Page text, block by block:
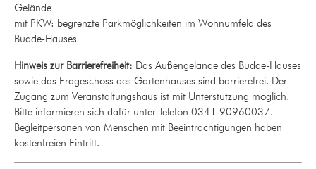
Gelände
mit PKW: begrenzte Parkmöglichkeiten im Wohnumfeld des
Budde-Hauses
Hinweis zur Barrierefreiheit: Das Außengelände des Budde-Hauses
sowie das Erdgeschoss des Gartenhauses sind barrierefrei. Der
Zugang zum Veranstaltungshaus ist mit Unterstützung möglich.
Bitte informieren sich dafür unter Telefon 0341 90960037.
Begleitpersonen von Menschen mit Beeinträchtigungen haben
kostenfreien Eintritt.